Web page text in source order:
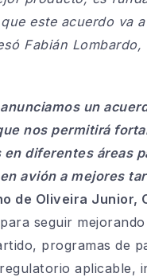
este acuerdo va
Fabián
un
nos permitirá
diferentes áreas
avión a mejores
de Oliveira Junior,
seguir
programas de
aplicable,